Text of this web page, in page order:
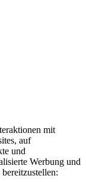
mit
auf
und
Werbung und